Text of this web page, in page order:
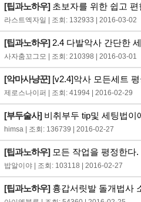
[팁과노하우]초보자를 위한 쉽고 편
라스트엑자일 | 조회: 132933 | 2016-03-02
[팁과노하우]2.4 다발악사 간단한
사자춤꼬그모 | 조회: 210398 | 2016-03-01
[악마사냥꾼][v2.4]악사 모든세트
제로스나이퍼 | 조회: 41994 | 2016-02-29
[부두술사]비취부두 tip및 세팅법이
himsa | 조회: 136739 | 2016-02-27
[팁과노하우]모든 작업을 평정한다.
밥알이야 | 조회: 103118 | 2016-02-27
[팁과노하우]흉갑서릿발 돌개법사